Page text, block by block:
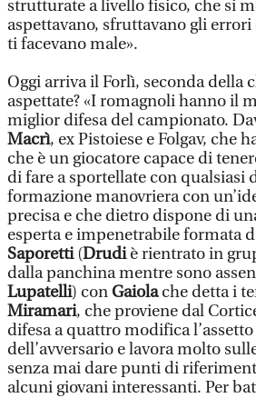
strutturate a livello fisico, che si
aspettavano, sfruttavano gli
ti facevano male».
Oggi arriva il Forlì, seconda della
aspettate? «I romagnoli hanno il
miglior difesa del campionato.
Macrì, ex Pistoiese e Folgav, che
che è un giocatore capace di
di fare a sportellate con qualsiasi
formazione manovriera con
precisa e che dietro dispone di
esperta e impenetrabile formata
Saporetti(Drudiè rientrato in
dalla panchina mentre sono
Lupatelli) conGaiolache detta i
Miramari, che proviene dal
difesa a quattro modifica
dell’avversario e lavora molto
senza mai dare punti di
alcuni giovani interessanti. Per